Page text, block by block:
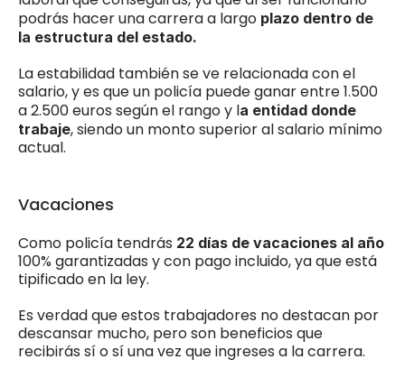
podrás hacer una carrera a largo plazo dentro de
la estructura del estado.
La estabilidad también se ve relacionada con el
salario, y es que un policía puede ganar entre 1.500
a 2.500 euros según el rango y la entidad donde
trabaje, siendo un monto superior al salario mínimo
actual.
Vacaciones
Como policía tendrás 22 días de vacaciones al año
100% garantizadas y con pago incluido, ya que está
tipificado en la ley.
Es verdad que estos trabajadores no destacan por
descansar mucho, pero son beneficios que
recibirás sí o sí una vez que ingreses a la carrera.